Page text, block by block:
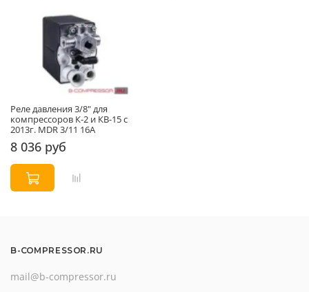
Реле давления 3/8" для
компрессоров К-2 и КВ-15 с
2013г. MDR 3/11 16А
8 036 руб
B-COMPRESSOR.RU
mail@b-compressor.ru